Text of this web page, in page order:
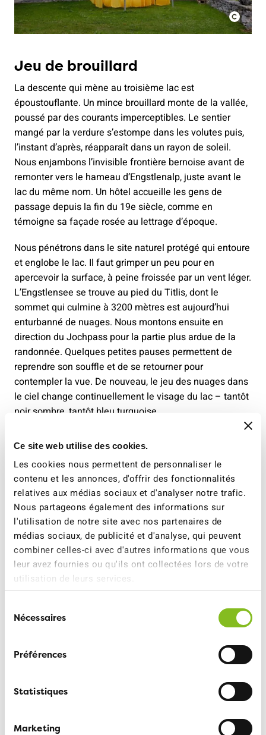
Ce site web utilise des cookies.
Les cookies nous permettent de personnaliser le
contenu et les annonces, d'offrir des fonctionnalités
relatives aux médias sociaux et d'analyser notre trafic.
Nous partageons également des informations sur
l'utilisation de notre site avec nos partenaires de
médias sociaux, de publicité et d'analyse, qui peuvent
combiner celles-ci avec d'autres informations que vous
leur avez fournies ou qu'ils ont collectées lors de votre
utilisation de leurs services.
Nécessaires
Préférences
Statistiques
Marketing
Jeu de brouillard
La descente qui mène au troisième lac est
époustouflante. Un mince brouillard monte de la vallée,
poussé par des courants imperceptibles. Le sentier
mangé par la verdure s’estompe dans les volutes puis,
l’instant d’après, réapparaît dans un rayon de soleil.
Nous enjambons l’invisible frontière bernoise avant de
remonter vers le hameau d’Engstlenalp, juste avant le
lac du même nom. Un hôtel accueille les gens de
passage depuis la fin du 19e siècle, comme en
témoigne sa façade rosée au lettrage d’époque.
Nous pénétrons dans le site naturel protégé qui entoure
et englobe le lac. Il faut grimper un peu pour en
apercevoir la surface, à peine froissée par un vent léger.
L’Engstlensee se trouve au pied du Titlis, dont le
sommet qui culmine à 3200 mètres est aujourd’hui
enturbanné de nuages. Nous montons ensuite en
direction du Jochpass pour la partie plus ardue de la
randonnée. Quelques petites pauses permettent de
reprendre son souffle et de se retourner pour
contempler la vue. De nouveau, le jeu des nuages dans
le ciel change continuellement le visage du lac – tantôt
noir sombre, tantôt bleu turquoise.
Un col et un dernier lac
Nous atteignons le canton de Nidwald à la hauteur du
Jochpass, à 2200 mètres d’altitude. Le col est taché de
quelques traces de neige que l’été se chargera
d’effacer. À partir d’ici, il ne reste qu’une longue plongée
vers le dernier lac dont on aperçoit les contours ciselés
dans un vaste replat en contre-bas. Le Trüebsee semble
proche, mais il reste bien quelques lacets à dévaler. Les
derniers kilomètres ne sont pas les plus agréables: les
petits graviers et les grosses pierres lisses sont autant